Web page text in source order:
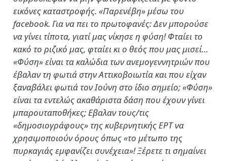
εικόνες καταστροφής. «Παρενέβη» μέσω του
facebook. Για να πει το πρωτοφανές: Δεν μπορούσε
να γίνει τίποτα, γιατί μας νίκησε η φύση! Φταίει το
κακό το ριζικό μας, φταίει κι ο θεός που μας μισεί…
«Φύση» είναι τα καλώδια των ανεμογεννητριών που
έβαλαν τη φωτιά στην Αττικοβοιωτία και που είχαν
ξαναβάλει φωτιά τον Ιούνη στο ίδιο σημείο; «Φύση»
είναι τα εντελώς ακαθάριστα δάση που έχουν γίνει
μπαρουταποθήκες; Εβαλαν τους/τις
«δημοσιογράφους» της κυβερνητικής ΕΡΤ να
χρησιμοποιούν όρους όπως «το μέτωπο της
πυρκαγιάς εμφανίζει συνέχεια»! Ξέρετε τι σημαίνει